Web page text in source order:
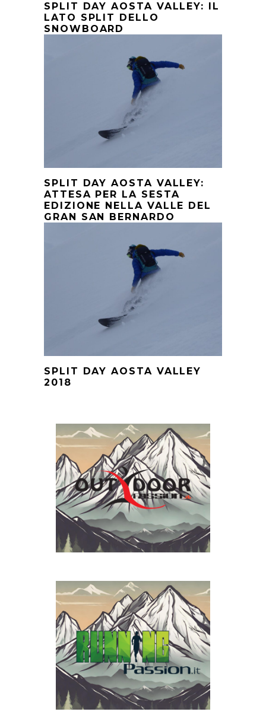
SPLIT DAY AOSTA VALLEY: IL
LATO SPLIT DELLO
SNOWBOARD
SPLIT DAY AOSTA VALLEY:
ATTESA PER LA SESTA
EDIZIONE NELLA VALLE DEL
GRAN SAN BERNARDO
SPLIT DAY AOSTA VALLEY
2018